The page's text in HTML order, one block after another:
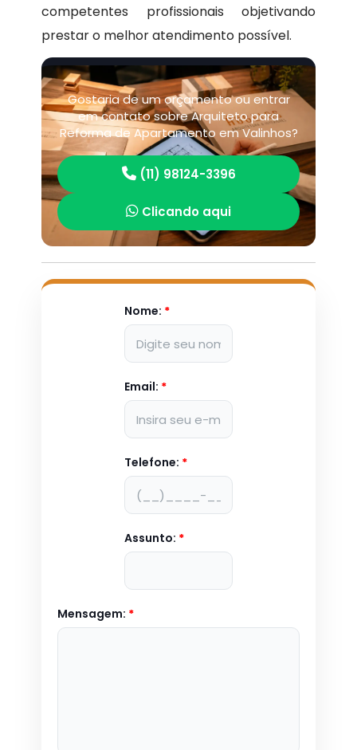
competentes profissionais objetivando
prestar o melhor atendimento possível.
Gostaria de um orçamento ou entrar
em contato sobre Arquiteto para
Reforma de Apartamento em Valinhos?
(11) 98124-3396
Clicando aqui
Nome: *
Email: *
Telefone: *
Assunto: *
Mensagem: *